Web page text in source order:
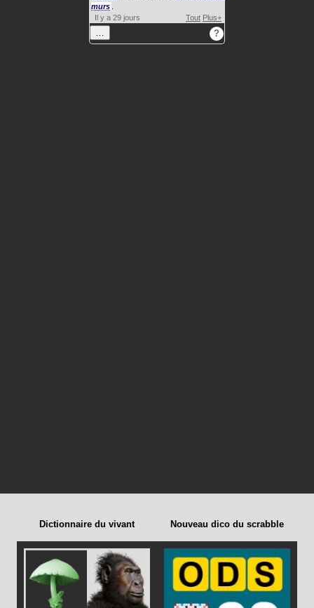
murs
Il y a 29 jours
Tout Plus+
?
Dictionnaire du vivant Nouveau dico du scrabble